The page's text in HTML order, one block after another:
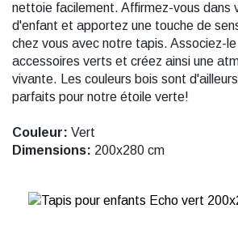
nettoie facilement. Affirmez-vous dans
d'enfant et apportez une touche de
chez vous avec notre tapis. Associez-
accessoires verts et créez ainsi une
vivante. Les couleurs bois sont
parfaits pour notre étoile verte!
Couleur: Vert
Dimensions: 200x280 cm